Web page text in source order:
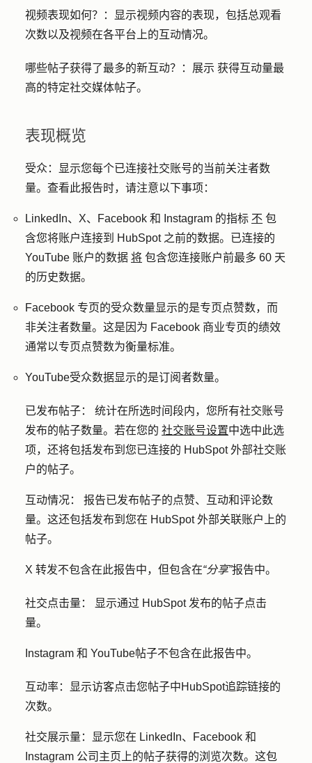
视频表现如何？：
显示视频内容的表现，包括总观看
次数以及视频在各平台上的互动情况。
哪些帖子获得了最多的新互动？：展示 获得互动量最
高的特定社交媒体帖子。
表现概览
受众 ：显示您每个已连接社交账号的当前关注者数
量。查看此报告时，请注意以下事项：
LinkedIn、X、Facebook 和 Instagram 的指标 不 包
含您将账户连接到 HubSpot 之前的数据。已连接的
YouTube 账户的数据 将 包含您连接账户前最多 60 天
的历史数据。
Facebook 专页的受众数量显示的是专页点赞数，而
非关注者数量。这是因为 Facebook 商业专页的绩效
通常以专页点赞数为衡量标准。
YouTube受众数据显示的是订阅者数量。
已发布帖子：
统计在所选时间段内，您所有社交账号
发布的帖子数量。若在您的 社交账号设置中选中此选
项，还将包括发布到您已连接的 HubSpot 外部社交账
户的帖子。
互动情况：
报告已发布帖子的点赞、互动和评论数
量。这还包括发布到您在 HubSpot 外部关联账户上的
帖子。
X 转发不包含在此报告中，但包含在“分享”报告中。
社交点击量：
显示通过 HubSpot 发布的帖子点击
量。
Instagram 和 YouTube帖子不包含在此报告中。
互动率：
显示访客点击您帖子中HubSpot追踪链接的
次数。
社交展示量：
显示您在 LinkedIn、Facebook 和
Instagram 公司主页上的帖子获得的浏览次数。这包